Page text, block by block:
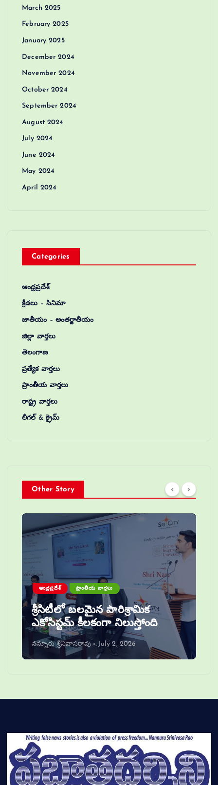
March 2025
February 2025
January 2025
December 2024
November 2024
October 2024
September 2024
August 2024
July 2024
June 2024
May 2024
April 2024
Categories
ఆంధ్రప్రదేశ్
క్రీడలు – సినిమా
జాతీయం – అంతర్జాతీయం
జిల్లా వార్తలు
తెలంగాణ
ప్రత్యేక వార్తలు
ప్రాంతీయ వార్తలు
రాష్ట్ర వార్తలు
లీగల్ & క్రైమ్
Other Story
ఆంధ్రప్రదేశ్ ప్రాంతీయ వార్తలు
శ్రీసిటీలో బలమైన పారిశ్రామిక
ఎకోసిస్టమ్ కీలకంగా నిలుస్తోంది
నన్నూరు శ్రీనివాసరావు July 2, 2026